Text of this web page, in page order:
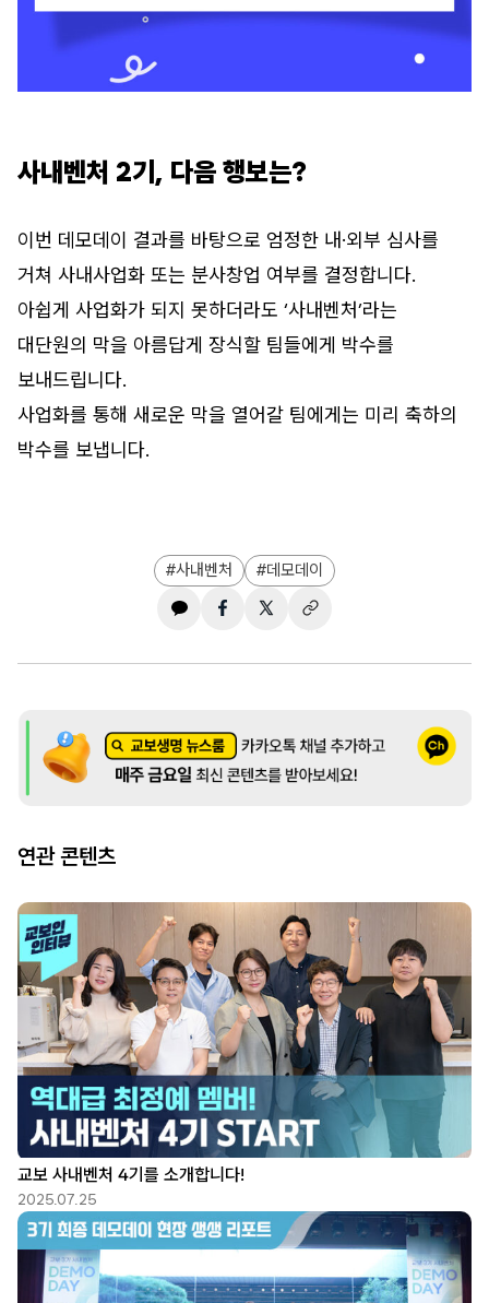
사내벤처 2기, 다음 행보는?
이번 데모데이 결과를 바탕으로 엄정한 내·외부 심사를
거쳐 사내사업화 또는 분사창업 여부를 결정합니다.
아쉽게 사업화가 되지 못하더라도 ‘사내벤처’라는
대단원의 막을 아름답게 장식할 팀들에게 박수를
보내드립니다.
사업화를 통해 새로운 막을 열어갈 팀에게는 미리 축하의
박수를 보냅니다.
사내벤처 데모데이
연관 콘텐츠
교보 사내벤처 4기를 소개합니다!
2025.07.25